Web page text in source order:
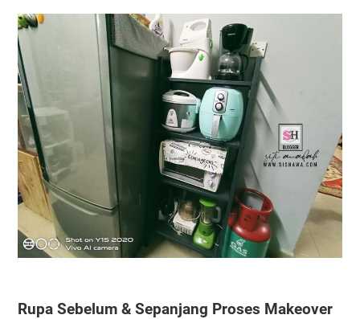
Rupa Sebelum & Sepanjang Proses Makeover